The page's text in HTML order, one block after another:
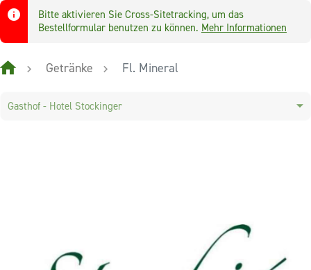
Bitte aktivieren Sie Cross-Sitetracking, um das
Bestellformular benutzen zu können. Mehr Informationen
Getränke Fl. Mineral
Gasthof - Hotel Stockinger